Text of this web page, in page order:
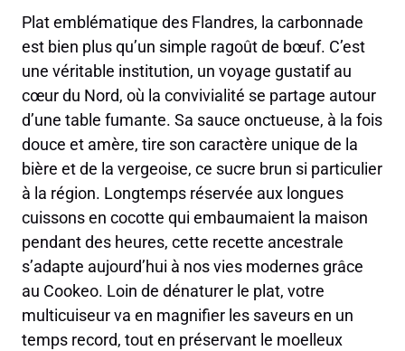
Plat emblématique des Flandres, la carbonnade
est bien plus qu’un simple ragoût de bœuf. C’est
une véritable institution, un voyage gustatif au
cœur du Nord, où la convivialité se partage autour
d’une table fumante. Sa sauce onctueuse, à la fois
douce et amère, tire son caractère unique de la
bière et de la vergeoise, ce sucre brun si particulier
à la région. Longtemps réservée aux longues
cuissons en cocotte qui embaumaient la maison
pendant des heures, cette recette ancestrale
s’adapte aujourd’hui à nos vies modernes grâce
au Cookeo. Loin de dénaturer le plat, votre
multicuiseur va en magnifier les saveurs en un
temps record, tout en préservant le moelleux